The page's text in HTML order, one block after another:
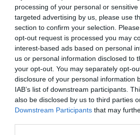
processing of your personal or
targeted advertising by us, please use
section to confirm your selection.
opt-out request is processed you may
interest-based ads based on personal
us or personal information disclosed to
your opt-out. You may separately opt-
disclosure of your personal information
IAB’s list of downstream participants.
also be disclosed by us to third parties
Downstream Participants that may
F2018-2020 12 dec 2025 13